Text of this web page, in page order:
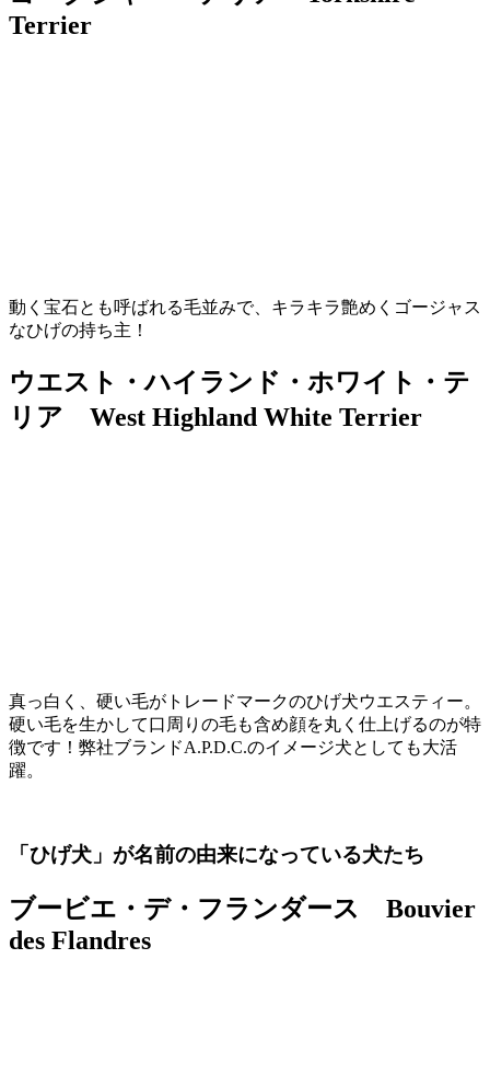
Terrier
動く宝石とも呼ばれる毛並みで、キラキラ艶めくゴージャス
なひげの持ち主！
ウエスト・ハイランド・ホワイト・テ
リア West Highland White Terrier
真っ白く、硬い毛がトレードマークのひげ犬ウエスティー。
硬い毛を生かして口周りの毛も含め顔を丸く仕上げるのが特
徴です！弊社ブランドA.P.D.C.のイメージ犬としても大活
躍。
「ひげ犬」が名前の由来になっている犬たち
ブービエ・デ・フランダース Bouvier
des Flandres